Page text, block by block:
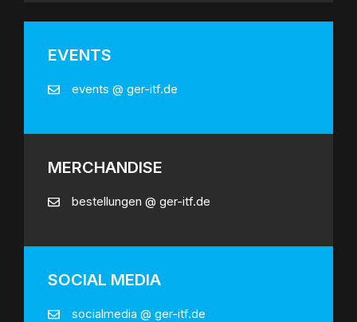
EVENTS
events @ ger-itf.de
MERCHANDISE
bestellungen @ ger-itf.de
SOCIAL MEDIA
socialmedia @ ger-itf.de